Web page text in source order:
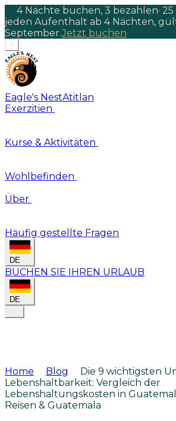
4 Nächte buchen, 3 bezahlen· 25
jeden Aufenthalt ab 4 Nächten,
September.Jetzt buchen
×
Eagle's NestAtitlan
Exerzitien
Kurse & Aktivitäten
Wohlbefinden
Über
Häufig gestellte Fragen
DE
BUCHEN SIE IHREN URLAUB
DE
Home Blog
Die 9 wichtigsten
Lebenshaltbarkeit: Vergleich der
Lebenshaltungskosten in
Reisen & Guatemala